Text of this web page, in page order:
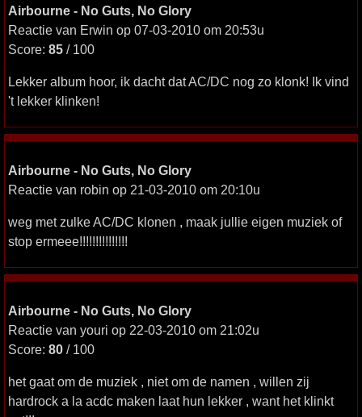
Airbourne - No Guts, No Glory
Reactie van Erwin op 07-03-2010 om 20:53u
Score: 85 / 100
Lekker album hoor, ik dacht dat AC/DC nog zo klonk! Ik vind
't lekker klinken!
Airbourne - No Guts, No Glory
Reactie van robin op 21-03-2010 om 20:10u
weg met zulke AC/DC klonen , maak jullie eigen muziek of
stop ermeee!!!!!!!!!!!!!!!
Airbourne - No Guts, No Glory
Reactie van youri op 22-03-2010 om 21:02u
Score: 80 / 100
het gaat om de muziek , niet om de namen , willen zij
hardrock a la acdc maken laat hun lekker , want het klinkt